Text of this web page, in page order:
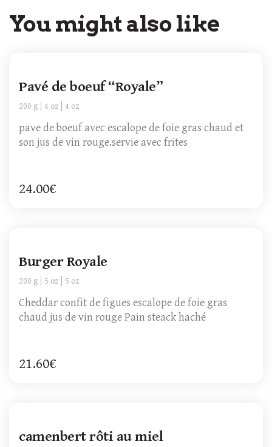
You might also like
Pavé de boeuf “Royale”
200 g 4 oz 4 oz
pave de boeuf avec escalope de foie gras chaud et
son jus de vin rouge.servie avec frites
24.00€
Burger Royale
200 g 5 oz 5 oz
Cheddar confit de figues escalope de foie gras
chaud jus de vin rouge Pain steack haché
21.60€
camenbert rôti au miel